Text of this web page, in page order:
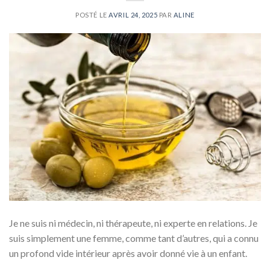
POSTÉ LE AVRIL 24, 2025 PAR ALINE
Je ne suis ni médecin, ni thérapeute, ni experte en relations. Je
suis simplement une femme, comme tant d’autres, qui a connu
un profond vide intérieur après avoir donné vie à un enfant.